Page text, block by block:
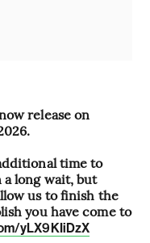
release on
time to
a long wait, but
us to finish the
you have come to
yLX9KIiDzX